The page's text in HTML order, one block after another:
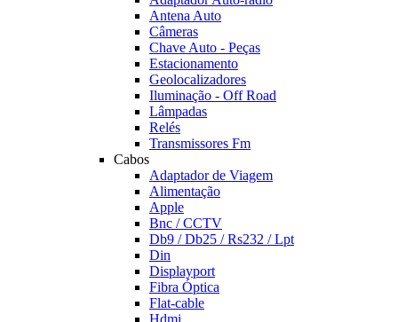
Antena Auto
Câmeras
Chave Auto - Peças
Estacionamento
Geolocalizadores
Iluminação - Off Road
Lâmpadas
Relés
Transmissores Fm
Cabos
Adaptador de Viagem
Alimentação
Apple
Bnc / CCTV
Db9 / Db25 / Rs232 / Lpt
Din
Displayport
Fibra Óptica
Flat-cable
Hdmi